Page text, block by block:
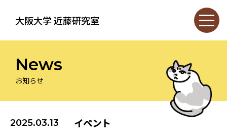
大阪大学 近藤研究室
News
お知らせ
2025.03.13 イベント